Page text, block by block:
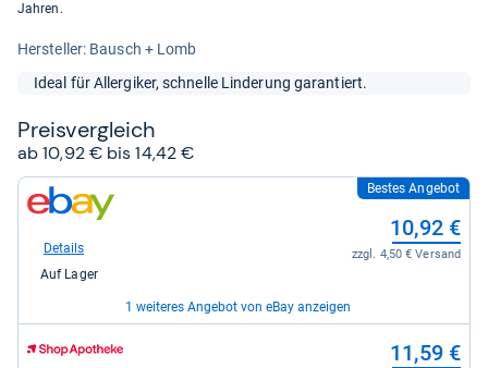
Jahren.
Her­stel­ler: Bausch + Lomb
Ideal für Allergiker, schnelle Linderung garantiert.
Preis­ver­gleich
ab 10,92 € bis 14,42 €
zum
Shop:
eBay
10,92
Bestes Angebot
10,92 €
zzgl. 4,50 € Versand
Details
Auf Lager
1 weiteres Angebot von eBay anzeigen
zum
Shop:
14,42 €
zum
Shop:
11,59 €